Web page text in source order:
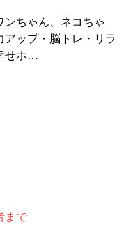
ちゃん、ネコちゃ
ップ・脳トレ・リラ
せホ…
まで